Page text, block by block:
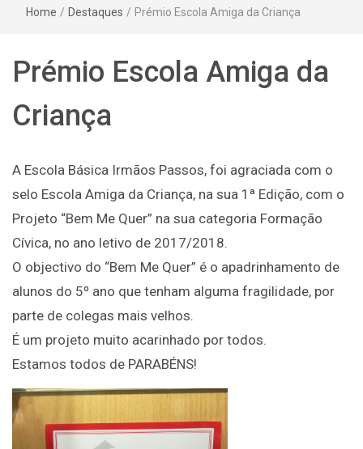
Home / Destaques / Prémio Escola Amiga da Criança
Prémio Escola Amiga da
Criança
A Escola Básica Irmãos Passos, foi agraciada com o
selo Escola Amiga da Criança, na sua 1ª Edição, com o
Projeto “Bem Me Quer” na sua categoria Formação
Cívica, no ano letivo de 2017/2018.
O objectivo do “Bem Me Quer” é o apadrinhamento de
alunos do 5º ano que tenham alguma fragilidade, por
parte de colegas mais velhos.
É um projeto muito acarinhado por todos.
Estamos todos de PARABÉNS!